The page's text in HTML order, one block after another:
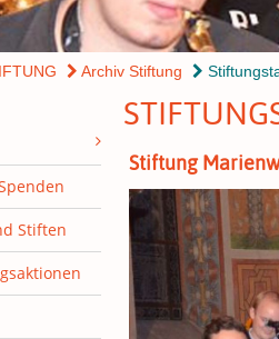
Archiv Stiftung
Stiften
Stiftung